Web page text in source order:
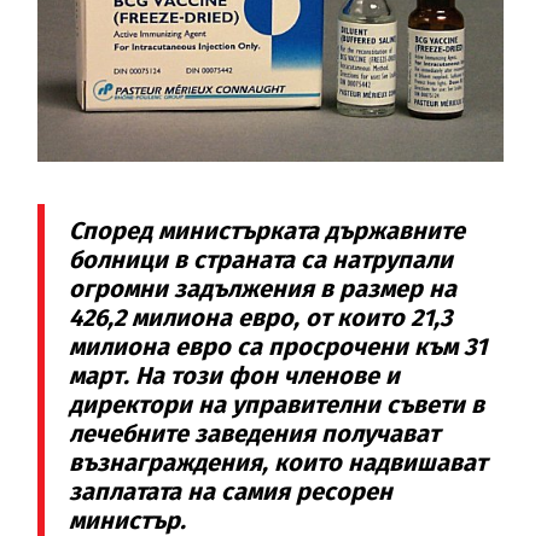
Според министърката държавните
болници в страната са натрупали
огромни задължения в размер на
426,2 милиона евро, от които 21,3
милиона евро са просрочени към 31
март. На този фон членове и
директори на управителни съвети в
лечебните заведения получават
възнаграждения, които надвишават
заплатата на самия ресорен
министър.